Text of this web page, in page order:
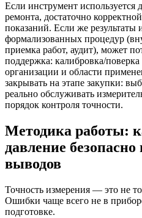
Если инструмент используется
ремонта, достаточно
показаний. Если же результаты
формализованных процедур
приемка работ, аудит), может
поддержка: калибровка/
организации и области
закрывать на этапе закупки:
реально обслуживать
порядок контроля точности.
Методика работы:
давление
выводов
Точность измерения — это не
Ошибки чаще всего не в
подготовке.